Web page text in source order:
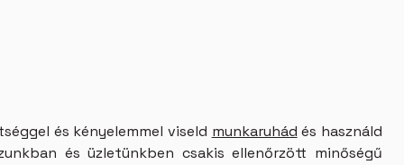
és kényelemmel viseld munkaruhád és használd
és üzletünkben csakis ellenőrzött minőségű